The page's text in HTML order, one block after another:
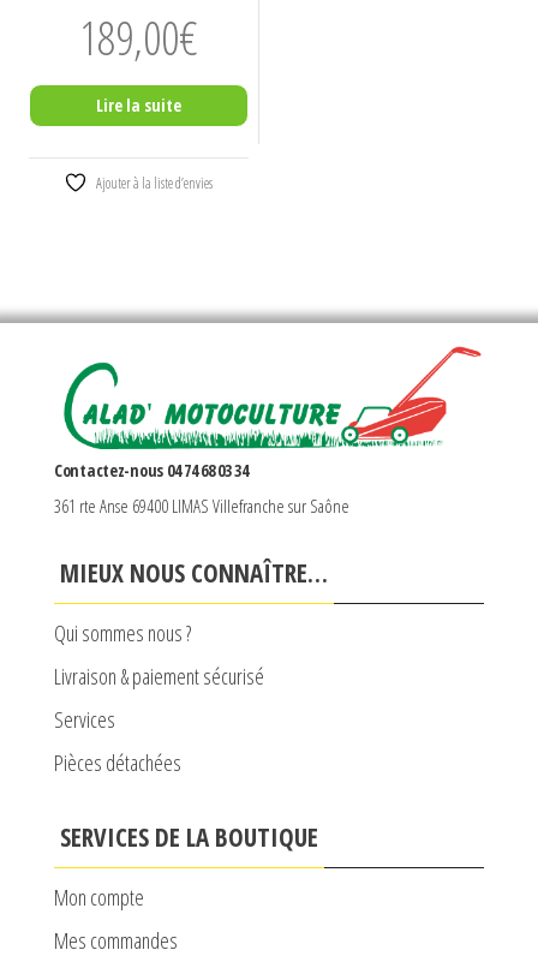
189,00€
Lire la suite
Ajouter à la liste d’envies
Contactez-nous 04 74 68 03 34
361 rte Anse 69400 LIMAS Villefranche sur Saône
MIEUX NOUS CONNAÎTRE…
Qui sommes nous ?
Livraison & paiement sécurisé
Services
Pièces détachées
SERVICES DE LA BOUTIQUE
Mon compte
Mes commandes